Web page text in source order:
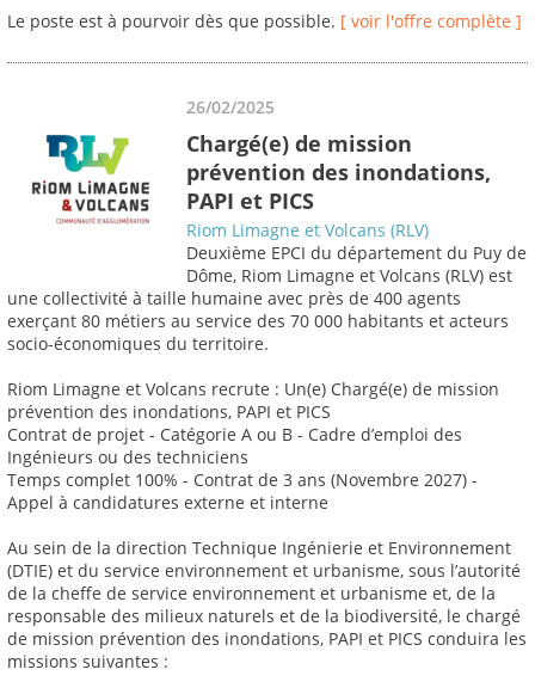
Le poste est à pourvoir dès que possible. [ voir l'offre complète ]
26/02/2025
Chargé(e) de mission
prévention des inondations,
PAPI et PICS
Riom Limagne et Volcans (RLV)
Deuxième EPCI du département du Puy de
Dôme, Riom Limagne et Volcans (RLV) est
une collectivité à taille humaine avec près de 400 agents
exerçant 80 métiers au service des 70 000 habitants et acteurs
socio-économiques du territoire.
Riom Limagne et Volcans recrute : Un(e) Chargé(e) de mission
prévention des inondations, PAPI et PICS
Contrat de projet - Catégorie A ou B - Cadre d’emploi des
Ingénieurs ou des techniciens
Temps complet 100% - Contrat de 3 ans (Novembre 2027) -
Appel à candidatures externe et interne
Au sein de la direction Technique Ingénierie et Environnement
(DTIE) et du service environnement et urbanisme, sous l’autorité
de la cheffe de service environnement et urbanisme et, de la
responsable des milieux naturels et de la biodiversité, le chargé
de mission prévention des inondations, PAPI et PICS conduira les
missions suivantes :